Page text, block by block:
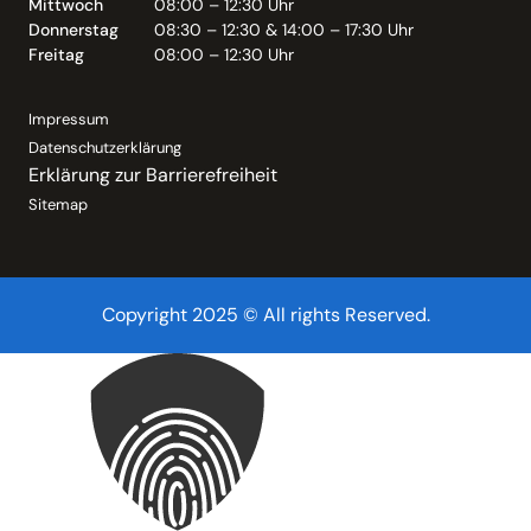
Mittwoch
08:00 – 12:30 Uhr
Donnerstag
08:30 – 12:30 & 14:00 – 17:30 Uhr
Freitag
08:00 – 12:30 Uhr
Impressum
Datenschutzerklärung
Erklärung zur Barrierefreiheit
Sitemap
Copyright 2025 © All rights Reserved.